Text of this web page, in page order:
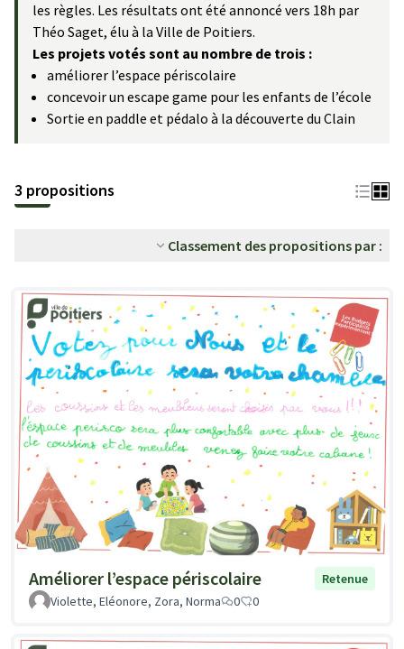
les règles. Les résultats ont été annoncé vers 18h par
Théo Saget, élu à la Ville de Poitiers.
Les projets votés sont au nombre de trois :
améliorer l’espace périscolaire
concevoir un escape game pour les enfants de l’école
Sortie en paddle et pédalo à la découverte du Clain
3 propositions
Classement des propositions par :
Améliorer l’espace périscolaire
Retenue
Violette, Eléonore, Zora, Norma
0 0